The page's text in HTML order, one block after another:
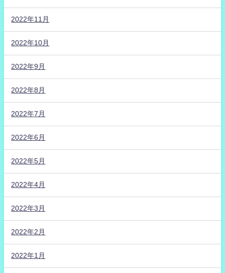
2022年11月
2022年10月
2022年9月
2022年8月
2022年7月
2022年6月
2022年5月
2022年4月
2022年3月
2022年2月
2022年1月